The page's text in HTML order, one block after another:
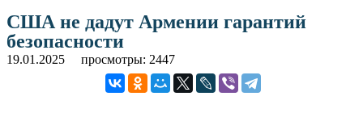
США не дадут Армении гарантий
безопасности
19.01.2025 просмотры: 2447